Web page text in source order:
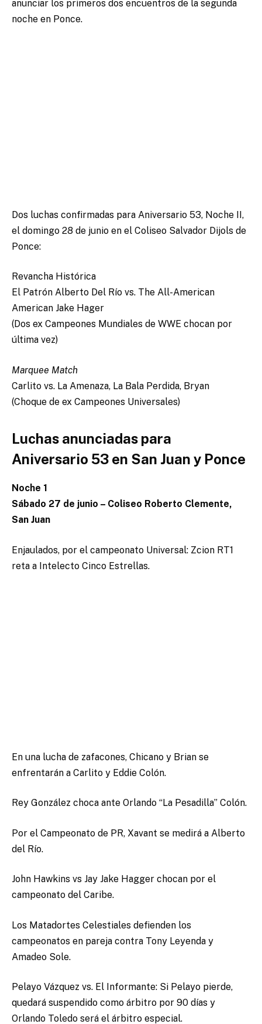
anunciar los primeros dos encuentros de la segunda
noche en Ponce.
Dos luchas confirmadas para Aniversario 53, Noche II,
el domingo 28 de junio en el Coliseo Salvador Dijols de
Ponce:
Revancha Histórica
El Patrón Alberto Del Río vs. The All-American
American Jake Hager
(Dos ex Campeones Mundiales de WWE chocan por
última vez)
Marquee Match
Carlito vs. La Amenaza, La Bala Perdida, Bryan
(Choque de ex Campeones Universales)
Luchas anunciadas para
Aniversario 53 en San Juan y Ponce
Noche 1
Sábado 27 de junio – Coliseo Roberto Clemente,
San Juan
Enjaulados, por el campeonato Universal: Zcion RT1
reta a Intelecto Cinco Estrellas.
En una lucha de zafacones, Chicano y Brian se
enfrentarán a Carlito y Eddie Colón.
Rey González choca ante Orlando “La Pesadilla” Colón.
Por el Campeonato de PR, Xavant se medirá a Alberto
del Río.
John Hawkins vs Jay Jake Hagger chocan por el
campeonato del Caribe.
Los Matadortes Celestiales defienden los
campeonatos en pareja contra Tony Leyenda y
Amadeo Sole.
Pelayo Vázquez vs. El Informante: Si Pelayo pierde,
quedará suspendido como árbitro por 90 días y
Orlando Toledo será el árbitro especial.